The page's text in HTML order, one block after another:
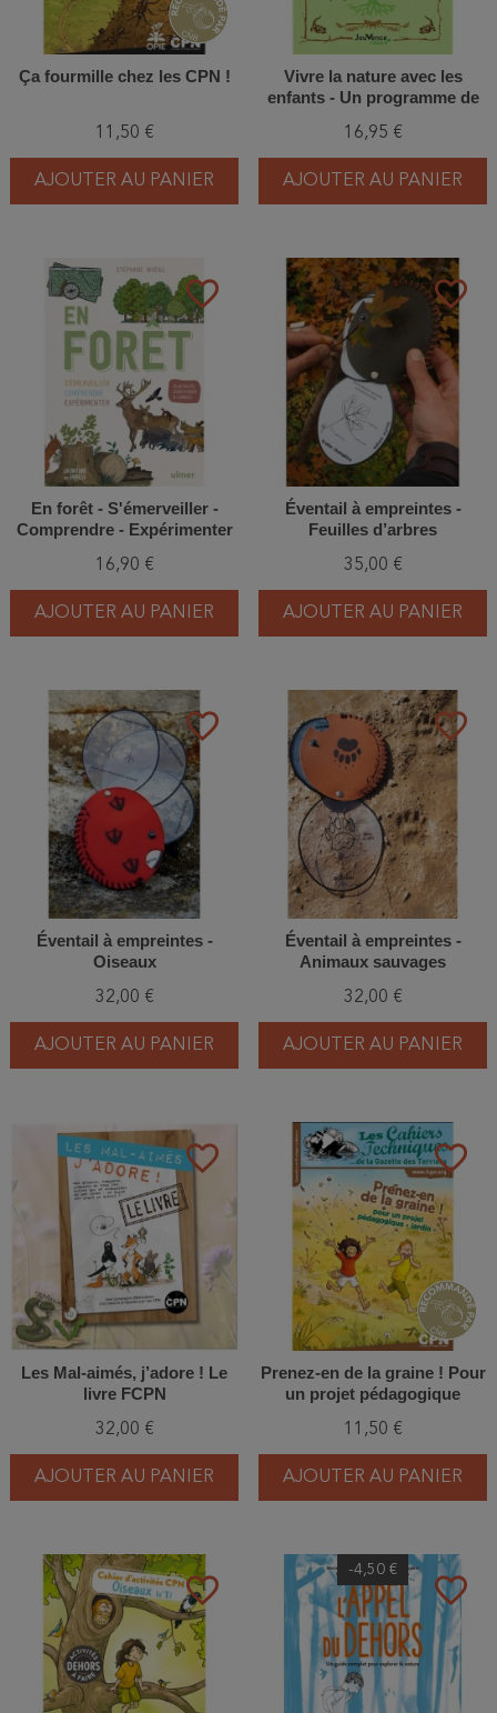
Ça fourmille chez les CPN !
11,50 €
AJOUTER AU PANIER
Vivre la nature avec les
enfants - Un programme de
16,95 €
AJOUTER AU PANIER
favorite_border
En forêt - S'émerveiller -
Comprendre - Expérimenter
16,90 €
AJOUTER AU PANIER
favorite_border
Éventail à empreintes -
Feuilles d’arbres
35,00 €
AJOUTER AU PANIER
favorite_border
Éventail à empreintes -
Oiseaux
32,00 €
AJOUTER AU PANIER
favorite_border
Éventail à empreintes -
Animaux sauvages
32,00 €
AJOUTER AU PANIER
favorite_border
Les Mal-aimés, j’adore ! Le
livre FCPN
32,00 €
AJOUTER AU PANIER
favorite_border
Prenez-en de la graine ! Pour
un projet pédagogique
11,50 €
AJOUTER AU PANIER
favorite_border favorite_border
-4,50 €